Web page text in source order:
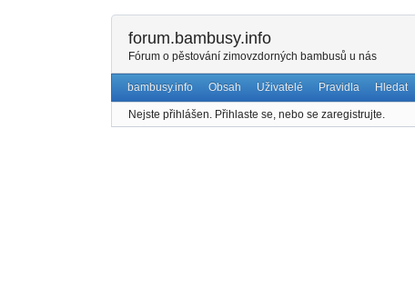
forum.bambusy.info
Fórum o pěstování zimovzdorných bambusů u nás
bambusy.info Obsah Uživatelé Pravidla Hledat
Nejste přihlášen. Přihlaste se, nebo se zaregistrujte.